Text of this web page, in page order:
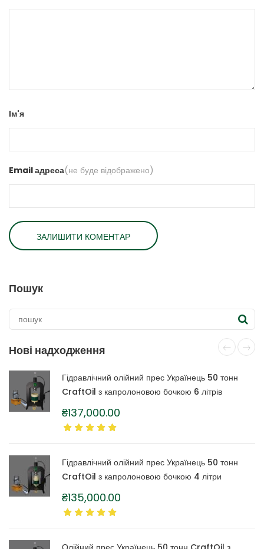
Ім'я
Email адреса(не буде відображено)
Пошук
Нові надходження
Гідравлічний олійний прес Українець 50 тонн
CraftOil з капролоновою бочкою 6 літрів
₴137,000.00
Гідравлічний олійний прес Українець 50 тонн
CraftOil з капролоновою бочкою 4 літри
₴135,000.00